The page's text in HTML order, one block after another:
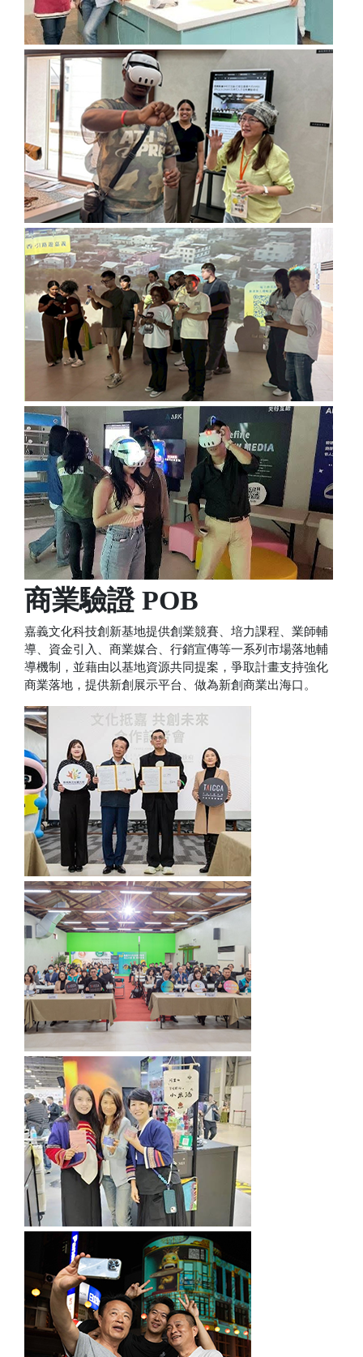
商業驗證 POB
嘉義文化科技創新基地提供創業競賽、培力課程、業師輔
導、資金引入、商業媒合、行銷宣傳等一系列市場落地輔
導機制，並藉由以基地資源共同提案，爭取計畫支持強化
商業落地，提供新創展示平台、做為新創商業出海口。